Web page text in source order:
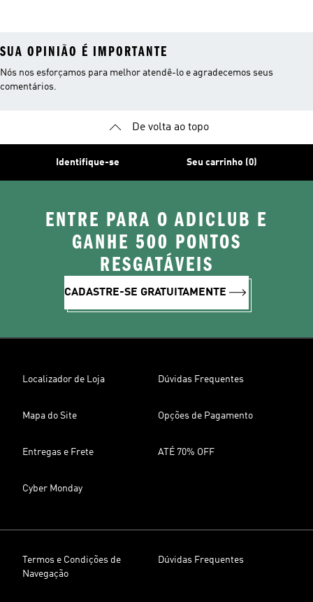
SUA OPINIÃO É IMPORTANTE
Nós nos esforçamos para melhor atendê-lo e agradecemos seus
comentários.
De volta ao topo
Identifique-se Seu carrinho (0)
ENTRE PARA O ADICLUB E
GANHE 500 PONTOS
RESGATÁVEIS
CADASTRE-SE GRATUITAMENTE
Localizador de Loja Dúvidas Frequentes
Mapa do Site Opções de Pagamento
Entregas e Frete ATÉ 70% OFF
Cyber Monday
Termos e Condições de
Navegação
Dúvidas Frequentes